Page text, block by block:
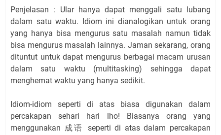
Penjelasan : Ular hanya dapat menggali satu lubang
dalam satu waktu. Idiom ini dianalogikan untuk orang
yang hanya bisa mengurus satu masalah namun tidak
bisa mengurus masalah lainnya. Jaman sekarang, orang
dituntut untuk dapat mengurus berbagai macam urusan
dalam satu waktu (multitasking) sehingga dapat
menghemat waktu yang hanya sedikit.
Idiom-idiom seperti di atas biasa digunakan dalam
percakapan sehari hari lho! Biasanya orang yang
menggunakan 成语 seperti di atas dalam percakapan